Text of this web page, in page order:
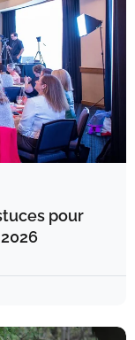
pour